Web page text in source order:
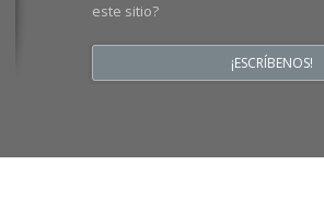
este sitio?
¡ESCRÍBENOS!